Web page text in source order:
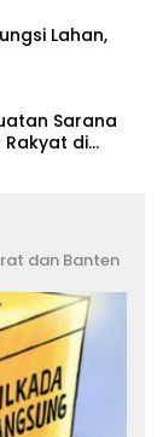
Lahan,
Sarana
Rakyat di
dan Banten